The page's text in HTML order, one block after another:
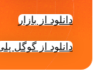
دانلود از بازار
دانلود از گوگل